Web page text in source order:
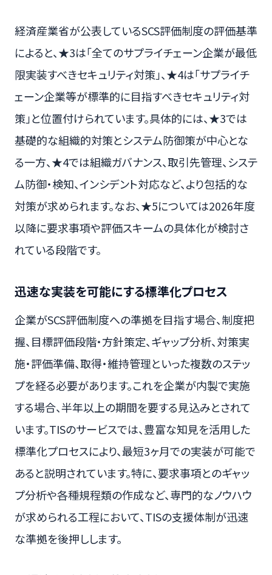
経済産業省が公表しているSCS評価制度の評価基準
によると、★3は「全てのサプライチェーン企業が最低
限実装すべきセキュリティ対策」、★4は「サプライチ
ェーン企業等が標準的に目指すべきセキュリティ対
策」と位置付けられています。具体的には、★3では
基礎的な組織的対策とシステム防御策が中心とな
る一方、★4では組織ガバナンス、取引先管理、システ
ム防御・検知、インシデント対応など、より包括的な
対策が求められます。なお、★5については2026年度
以降に要求事項や評価スキームの具体化が検討さ
れている段階です。
迅速な実装を可能にする標準化プロセス
企業がSCS評価制度への準拠を目指す場合、制度把
握、目標評価段階・方針策定、ギャップ分析、対策実
施・評価準備、取得・維持管理といった複数のステッ
プを経る必要があります。これを企業が内製で実施
する場合、半年以上の期間を要する見込みとされて
います。TISのサービスでは、豊富な知見を活用した
標準化プロセスにより、最短3ヶ月での実装が可能で
あると説明されています。特に、要求事項とのギャッ
プ分析や各種規程類の作成など、専門的なノウハウ
が求められる工程において、TISの支援体制が迅速
な準拠を後押しします。